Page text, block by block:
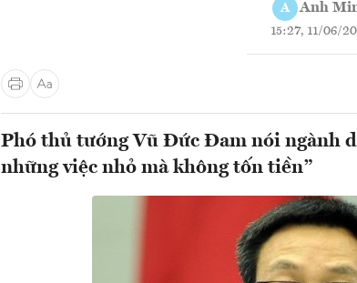
A Anh
15:27, 11/06/
Phó thủ tướng Vũ Đức Đam nói ngành
những việc nhỏ mà không tốn tiền”